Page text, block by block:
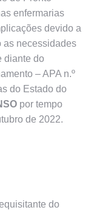
enfermarias
devido a
as necessidades
diante do
– APA n.º
do Estado do
por tempo
de 2022.
do